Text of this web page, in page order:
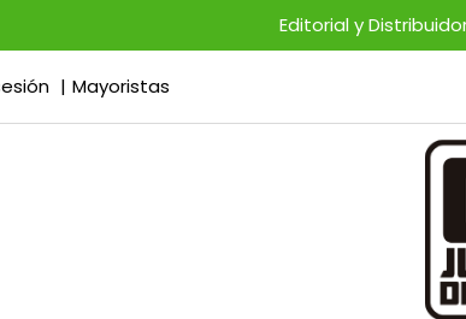
Editorial y
Mayoristas